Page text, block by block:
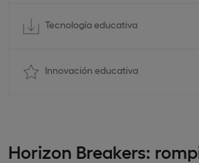
Tecnología educativa
Innovación educativa
Horizon Breakers: